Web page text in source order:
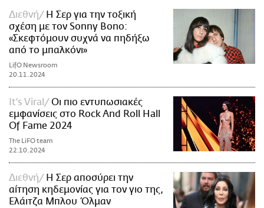
Διεθνή
Η Σερ για την τοξική
σχέση με τον Sonny Bono:
«Σκεφτόμουν συχνά να πηδήξω
από το μπαλκόνι»
LifO Newsroom
20.11.2024
It's Viral
Οι πιο εντυπωσιακές
εμφανίσεις στο Rock And Roll Hall
Of Fame 2024
The LiFO team
22.10.2024
Διεθνή
Η Σερ αποσύρει την
αίτηση κηδεμονίας για τον γιο της,
Ελάιτζα Μπλου Όλμαν